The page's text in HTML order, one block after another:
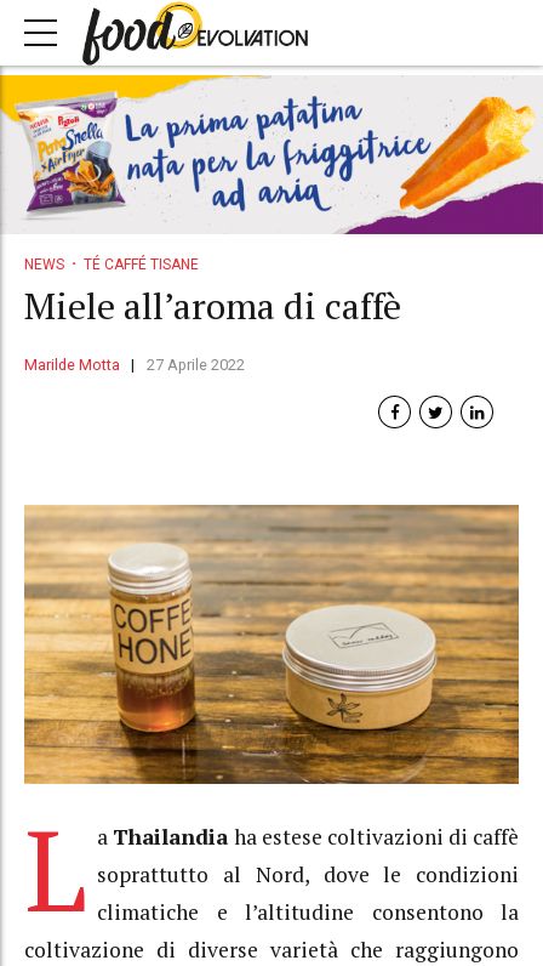
NEWS TÉ CAFFÉ TISANE
Miele all’aroma di caffè
Marilde Motta 27 Aprile 2022
L a Thailandia ha estese coltivazioni di caffè
soprattutto al Nord, dove le condizioni
climatiche e l’altitudine consentono la
coltivazione di diverse varietà che raggiungono